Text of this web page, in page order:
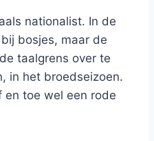
nationalist. In de
bosjes, maar de
taalgrens over te
in het broedseizoen.
en toe wel een rode